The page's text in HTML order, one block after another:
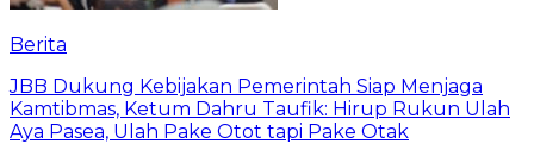
Berita
JBB Dukung Kebijakan Pemerintah Siap Menjaga
Kamtibmas, Ketum Dahru Taufik: Hirup Rukun Ulah
Aya Pasea, Ulah Pake Otot tapi Pake Otak